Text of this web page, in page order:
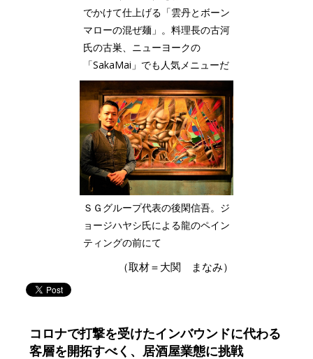
でかけて仕上げる「雲丹とボーン
マローの混ぜ麺」。料理長の古河
氏の古巣、ニューヨークの
「SakaMai」でも人気メニューだ
ＳＧグループ代表の後閑信吾。ジ
ョージハヤシ氏による龍のペイン
ティングの前にて
（取材＝大関 まなみ）
コロナで打撃を受けたインバウンドに代わる
客層を開拓すべく、居酒屋業態に挑戦